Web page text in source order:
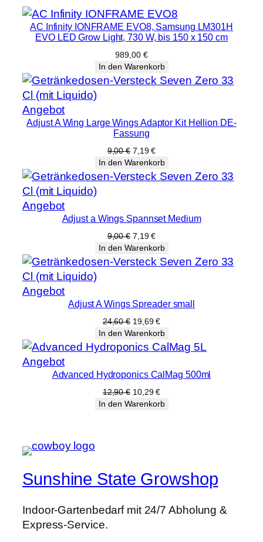
AC Infinity IONFRAME EVO8, Samsung LM301H
EVO LED Grow Light, 730 W, bis 150 x 150 cm
989,00 €
In den Warenkorb
AngebotProdukt
im
Adjust A Wing Large Wings Adaptor Kit Hellion DE-
Fassung
9,00€ Ursprünglicher
Preis
war:
9,00 €
7,19€Aktueller
Preis
ist:
7,19 €.
In den Warenkorb
AngebotProdukt
im
Adjust a Wings Spannset Medium
9,00€ Ursprünglicher
Preis
war:
9,00 €
7,19€Aktueller
Preis
ist:
7,19 €.
In den Warenkorb
AngebotProdukt
im
Angebot
Adjust A Wings Spreader small
24,60€ Ursprünglicher
Preis
war:
24,60 €
19,69€Aktueller
Preis
ist:
19,69 €.
In den Warenkorb
AngebotProdukt
im
Angebot
Advanced Hydroponics CalMag 500ml
12,90€ Ursprünglicher
Preis
10,29€Aktueller
Preis
In den Warenkorb
Sunshine State Growshop
Indoor-Gartenbedarf mit 24/7 Abholung &
Express-Service.